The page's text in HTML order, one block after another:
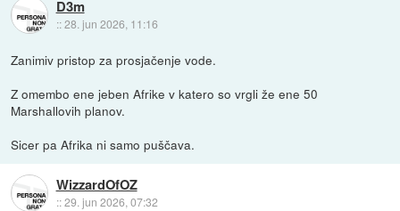
D3m
::28. jun 2026, 11:16
Zanimiv pristop za prosjačenje vode.
Z omembo ene jeben Afrike v katero so vrgli že ene 50
Marshallovih planov.
Sicer pa Afrika ni samo puščava.
WizzardOfOZ
::29. jun 2026, 07:32